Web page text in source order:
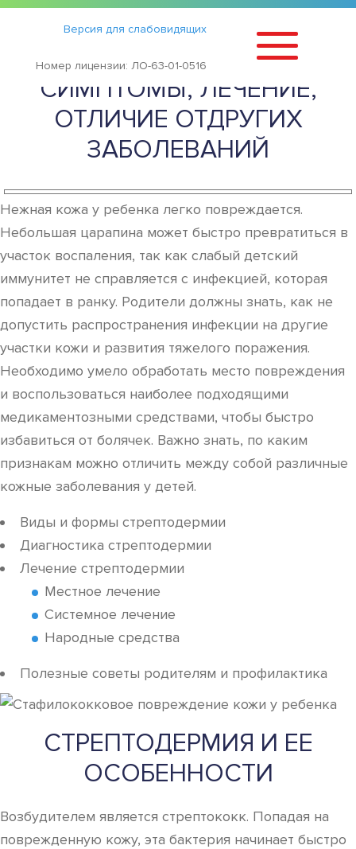
Версия для слабовидящих
Номер лицензии: ЛО-63-01-0516
Статьи ›
СТРЕПТОДЕРМИЯ У ДЕТЕЙ:
СИМПТОМЫ, ЛЕЧЕНИЕ,
ОТЛИЧИЕ ОТДРУГИХ
ЗАБОЛЕВАНИЙ
Нежная кожа у ребенка легко повреждается.
Небольшая царапина может быстро превратиться в
участок воспаления, так как слабый детский
иммунитет не справляется с инфекцией, которая
попадает в ранку. Родители должны знать, как не
допустить распространения инфекции на другие
участки кожи и развития тяжелого поражения.
Необходимо умело обработать место повреждения
и воспользоваться наиболее подходящими
медикаментозными средствами, чтобы быстро
избавиться от болячек. Важно знать, по каким
признакам можно отличить между собой различные
кожные заболевания у детей.
Виды и формы стрептодермии
Диагностика стрептодермии
Лечение стрептодермии
Местное лечение
Системное лечение
Народные средства
Полезные советы родителям и профилактика
СТРЕПТОДЕРМИЯ И ЕЕ
ОСОБЕННОСТИ
Возбудителем является стрептококк. Попадая на
поврежденную кожу, эта бактерия начинает быстро